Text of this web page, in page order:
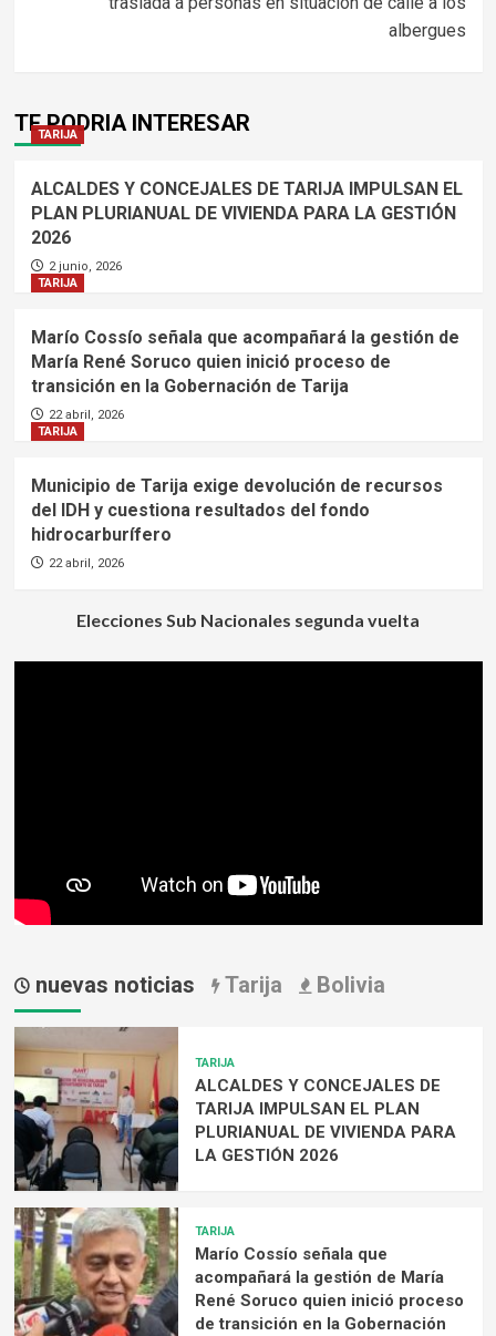
albergues
TE PODRIA INTERESAR
TARIJA
ALCALDES Y CONCEJALES DE TARIJA IMPULSAN EL
PLAN PLURIANUAL DE VIVIENDA PARA LA GESTIÓN
2026
2 junio, 2026
TARIJA
Marío Cossío señala que acompañará la gestión de
María René Soruco quien inició proceso de
transición en la Gobernación de Tarija
22 abril, 2026
TARIJA
Municipio de Tarija exige devolución de recursos
del IDH y cuestiona resultados del fondo
hidrocarburífero
22 abril, 2026
Elecciones Sub Nacionales segunda vuelta
nuevas noticias Tarija Bolivia
TARIJA
ALCALDES Y CONCEJALES DE
TARIJA IMPULSAN EL PLAN
PLURIANUAL DE VIVIENDA PARA
LA GESTIÓN 2026
TARIJA
Marío Cossío señala que
acompañará la gestión de María
René Soruco quien inició proceso
de transición en la Gobernación